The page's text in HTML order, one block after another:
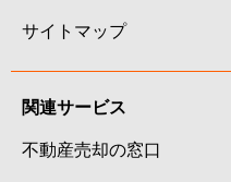
サイトマップ
関連サービス
不動産売却の窓口